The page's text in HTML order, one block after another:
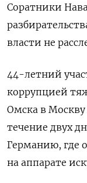
Соратники
власти не
44-летний
коррупцией
Омска в Москву
течение двух
Германию, где
на аппарате